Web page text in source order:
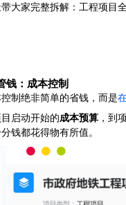
大家完整拆解：工程项目
钱：成本控制
控制绝非简单的省钱，而是
启动开始的成本预算 ，到
钱都花得物有所值。